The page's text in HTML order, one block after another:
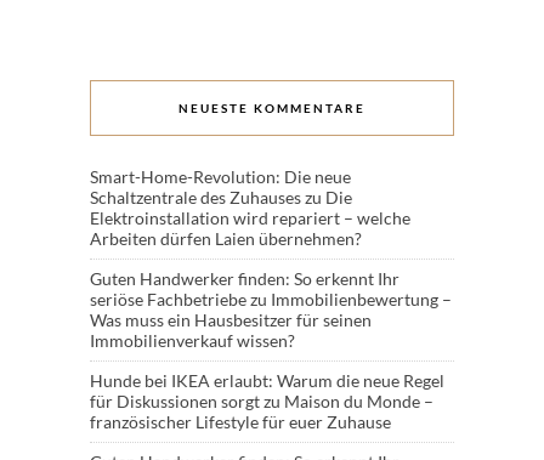
NEUESTE KOMMENTARE
Smart-Home-Revolution: Die neue
Schaltzentrale des Zuhauseszu Die
Elektroinstallation wird repariert – welche
Arbeiten dürfen Laien übernehmen?
Guten Handwerker finden: So erkennt Ihr
seriöse Fachbetriebezu Immobilienbewertung –
Was muss ein Hausbesitzer für seinen
Immobilienverkauf wissen?
Hunde bei IKEA erlaubt: Warum die neue Regel
für Diskussionen sorgtzu Maison du Monde –
französischer Lifestyle für euer Zuhause